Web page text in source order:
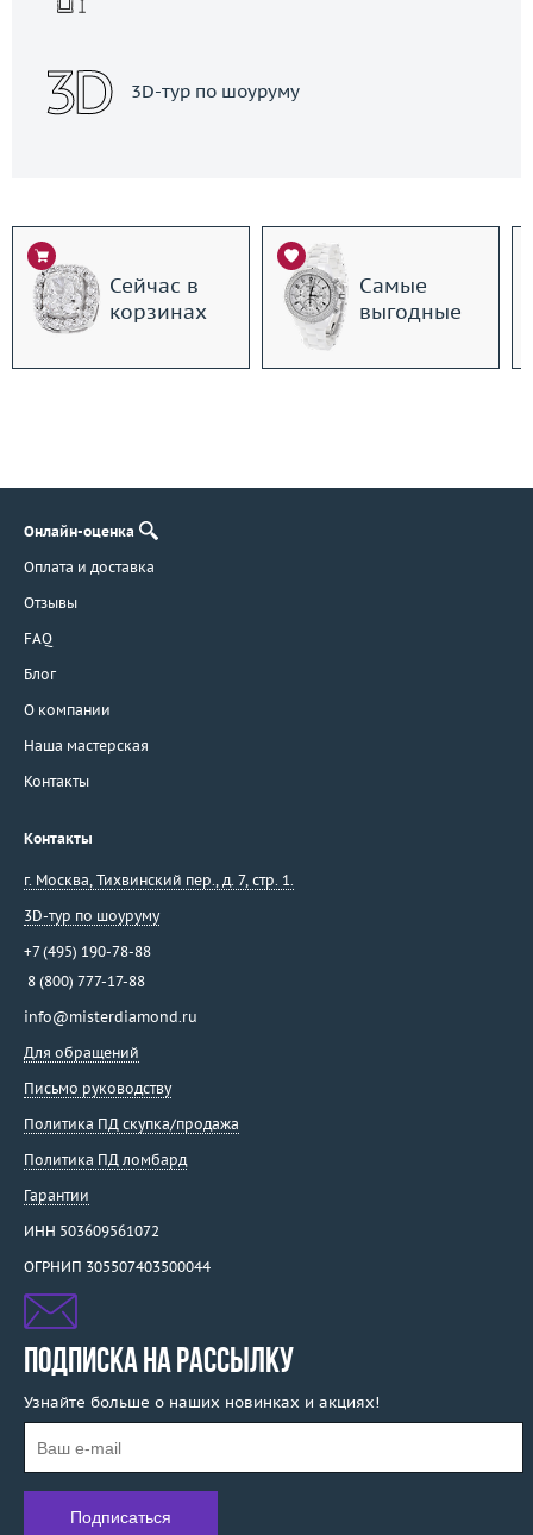
3D-тур по шоуруму
Сейчас в
корзинах
Самые
выгодные
Онлайн-оценка
Оплата и доставка
Отзывы
FAQ
Блог
О компании
Наша мастерская
Контакты
Контакты
г. Москва, Тихвинский пер., д. 7, стр. 1.
3D-тур по шоуруму
+7 (495) 190-78-88
8 (800) 777-17-88
info@misterdiamond.ru
Для обращений
Письмо руководству
Политика ПД скупка/продажа
Политика ПД ломбард
Гарантии
ИНН 503609561072
ОГРНИП 305507403500044
ПОДПИСКА НА РАССЫЛКУ
Узнайте больше о наших новинках и акциях!